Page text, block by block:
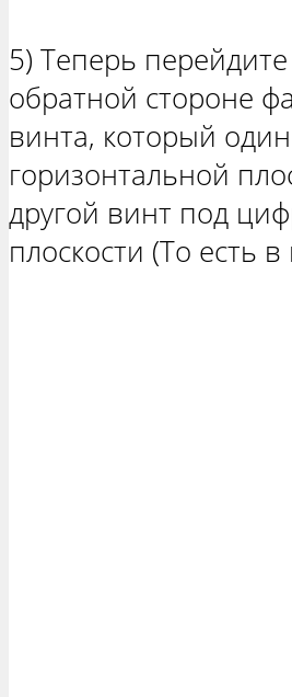
5) Теперь
обратной стороне
винта, который
горизонтальной
другой винт под
плоскости (То есть